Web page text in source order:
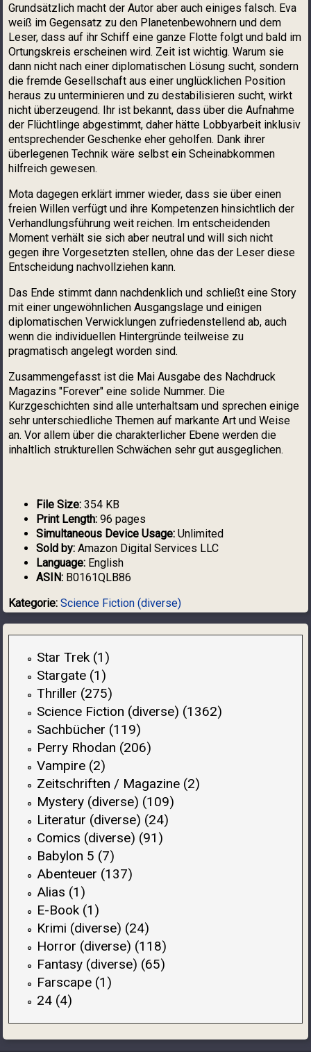
Grundsätzlich macht der Autor aber auch einiges falsch. Eva
weiß im Gegensatz zu den Planetenbewohnern und dem
Leser, dass auf ihr Schiff eine ganze Flotte folgt und bald im
Ortungskreis erscheinen wird. Zeit ist wichtig. Warum sie
dann nicht nach einer diplomatischen Lösung sucht, sondern
die fremde Gesellschaft aus einer unglücklichen Position
heraus zu unterminieren und zu destabilisieren sucht, wirkt
nicht überzeugend. Ihr ist bekannt, dass über die Aufnahme
der Flüchtlinge abgestimmt, daher hätte Lobbyarbeit inklusiv
entsprechender Geschenke eher geholfen. Dank ihrer
überlegenen Technik wäre selbst ein Scheinabkommen
hilfreich gewesen.
Mota dagegen erklärt immer wieder, dass sie über einen
freien Willen verfügt und ihre Kompetenzen hinsichtlich der
Verhandlungsführung weit reichen. Im entscheidenden
Moment verhält sie sich aber neutral und will sich nicht
gegen ihre Vorgesetzten stellen, ohne das der Leser diese
Entscheidung nachvollziehen kann.
Das Ende stimmt dann nachdenklich und schließt eine Story
mit einer ungewöhnlichen Ausgangslage und einigen
diplomatischen Verwicklungen zufriedenstellend ab, auch
wenn die individuellen Hintergründe teilweise zu
pragmatisch angelegt worden sind.
Zusammengefasst ist die Mai Ausgabe des Nachdruck
Magazins "Forever" eine solide Nummer. Die
Kurzgeschichten sind alle unterhaltsam und sprechen einige
sehr unterschiedliche Themen auf markante Art und Weise
an. Vor allem über die charakterlicher Ebene werden die
inhaltlich strukturellen Schwächen sehr gut ausgeglichen.
File Size: 354 KB
Print Length: 96 pages
Simultaneous Device Usage: Unlimited
Sold by: Amazon Digital Services LLC
Language: English
ASIN: B0161QLB86
Kategorie:Science Fiction (diverse)
Star Trek (1)
Stargate (1)
Thriller (275)
Science Fiction (diverse) (1362)
Sachbücher (119)
Perry Rhodan (206)
Vampire (2)
Zeitschriften / Magazine (2)
Mystery (diverse) (109)
Literatur (diverse) (24)
Comics (diverse) (91)
Babylon 5 (7)
Abenteuer (137)
Alias (1)
E-Book (1)
Krimi (diverse) (24)
Horror (diverse) (118)
Fantasy (diverse) (65)
Farscape (1)
24 (4)